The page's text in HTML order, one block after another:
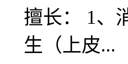
擅长： 1、
生（上皮...